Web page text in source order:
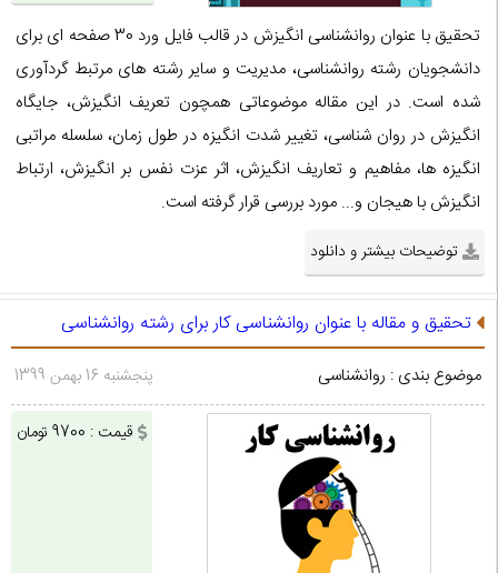
تحقیق با عنوان روانشناسی انگیزش در قالب فایل ورد 30 صفحه ای برای
دانشجویان رشته روانشناسی، مدیریت و سایر رشته های مرتبط گردآوری
شده است. در این مقاله موضوعاتی همچون تعریف انگیزش، جایگاه
انگیزش در روان شناسی، تغییر شدت انگیزه در طول زمان، سلسله مراتبی
انگیزه ها، مفاهیم و تعاریف انگیزش، اثر عزت نفس بر انگیزش، ارتباط
انگیزش با هیجان و... مورد بررسی قرار گرفته است.
توضیحات بیشتر و دانلود
تحقیق و مقاله با عنوان روانشناسی کار برای رشته روانشناسی
موضوع بندی : روانشناسی پنجشنبه 16 بهمن 1399
قیمت : 9700 تومان